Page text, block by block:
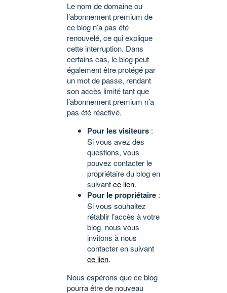
Le nom de domaine ou
l’abonnement premium de
ce blog n’a pas été
renouvelé, ce qui explique
cette interruption. Dans
certains cas, le blog peut
également être protégé par
un mot de passe, rendant
son accès limité tant que
l’abonnement premium n’a
pas été réactivé.
Pour les visiteurs :
Si vous avez des
questions, vous
pouvez contacter le
propriétaire du blog en
suivantce lien.
Pour le propriétaire :
Si vous souhaitez
rétablir l’accès à votre
blog, nous vous
invitons à nous
contacter en suivant
ce lien.
Nous espérons que ce blog
pourra être de nouveau